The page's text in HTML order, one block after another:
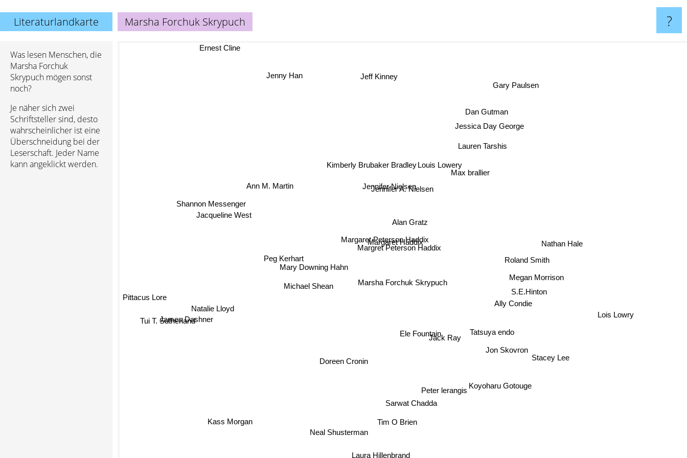
Literaturlandkarte Marsha Forchuk Skrypuch ?
Was lesen Menschen, die
Marsha Forchuk
Skrypuch mögen sonst
noch?
Je näher sich zwei
Schriftsteller sind, desto
wahrscheinlicher ist eine
Überschneidung bei der
Leserschaft. Jeder Name
kann angeklickt werden.
Marsha Forchuk Skrypuch
Jack Ray
Ele Fountain
Margaret Haddix
Margret Peterson Haddix
Alan Gratz
Jon Skovron
Tatsuya endo
Margaret Peterson Haddix
Doreen Cronin
Michael Shean
Sarwat Chadda
Jennifer Nielsen
Jennifer A. Nielsen
Tim O Brien
Megan Morrison
Max brallier
Kimberly Brubaker Bradley
Peter lerangis
Koyoharu Gotouge
Stacey Lee
Mary Downing Hahn
Ann M. Martin
Ally Condie
Laura Hillenbrand
Roland Smith
Nathan Hale
Lauren Tarshis
Jacqueline West
Natalie Lloyd
Neal Shusterman
S.E.Hinton
Jessica Day George
Jeff Kinney
Dan Gutman
Kass Morgan
Tui T. Sutherland
Lois Lowry
Jenny Han
Shannon Messenger
Gary Paulsen
Ernest Cline